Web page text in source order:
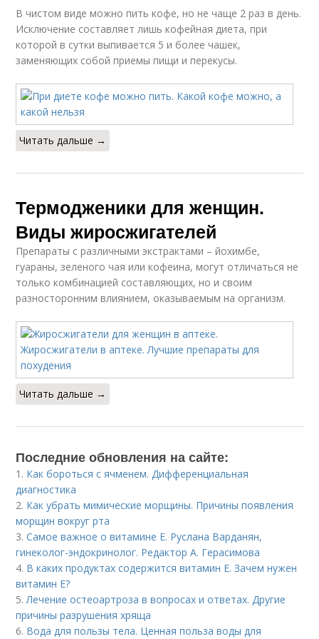
В чистом виде можно пить кофе, но не чаще 2 раз в день.
Исключение составляет лишь кофейная диета, при
которой в сутки выпивается 5 и более чашек,
заменяющих собой приемы пищи и перекусы.
Читать дальше →
Термодженики для женщин.
Виды жиросжигателей
Препараты с различными экстрактами – йохимбе,
гуараны, зеленого чая или кофеина, могут отличаться не
только комбинацией составляющих, но и своим
разносторонним влиянием, оказываемым на организм.
Читать дальше →
Последние обновления на сайте:
1. Как бороться с ячменем. Дифференциальная
диагностика
2. Как убрать мимические морщины. Причины появления
морщин вокруг рта
3.Самое важное о витамине Е. Руслана Варданян,
гинеколог-эндокринолог. Редактор А. Герасимова
4. В каких продуктах содержится витамин Е. Зачем нужен
витамин Е?
5.Лечение остеоартроза в вопросах и ответах. Другие
причины разрушения хряща
6. Вода для пользы тела. Ценная польза воды для